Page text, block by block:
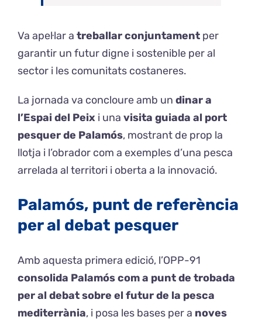
Va apel·lar a treballar conjuntament per
garantir un futur digne i sostenible per al
sector i les comunitats costaneres.
La jornada va concloure amb un dinar a
l’Espai del Peix i una visita guiada al port
pesquer de Palamós, mostrant de prop la
llotja i l’obrador com a exemples d’una pesca
arrelada al territori i oberta a la innovació.
Palamós, punt de referència
per al debat pesquer
Amb aquesta primera edició, l’OPP-91
consolida Palamós com a punt de trobada
per al debat sobre el futur de la pesca
mediterrània, i posa les bases per a noves